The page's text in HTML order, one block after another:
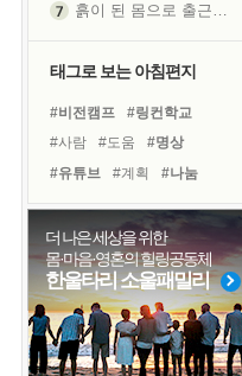
극과 극의 양 끝단
극심한 변비, 어깨결림, 수면 장애
보고 싶은 어머니
유년 시절의 부산 영도 바다
못된 꼰대들
거울 속의 나
태그로 보는 아침편지
#비전캠프
#링컨학교
#사람
#도움
#명상
#유튜브
#계획
#나눔
#삶
#경험
#면역력
#리더
#극복
#위기
#다짐
#바이러스
#독서캠프
#친구
#독서
#건강
#희망
더 나은 세상을 위한
몸·마음·영혼의 힐링공동체
한울타리 소울패밀리